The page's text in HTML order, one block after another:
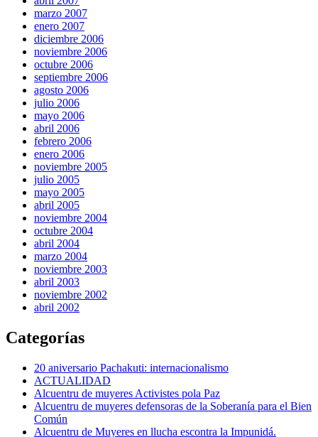
marzo 2007
enero 2007
diciembre 2006
noviembre 2006
octubre 2006
septiembre 2006
agosto 2006
julio 2006
mayo 2006
abril 2006
febrero 2006
enero 2006
noviembre 2005
julio 2005
mayo 2005
abril 2005
noviembre 2004
octubre 2004
abril 2004
marzo 2004
noviembre 2003
abril 2003
noviembre 2002
abril 2002
Categorías
20 aniversario Pachakuti: internacionalismo
ACTUALIDAD
Alcuentru de muyeres Activistes pola Paz
Alcuentru de muyeres defensoras de la Soberanía para el Bien
Común
Alcuentru de Muyeres en llucha escontra la Impunidá.